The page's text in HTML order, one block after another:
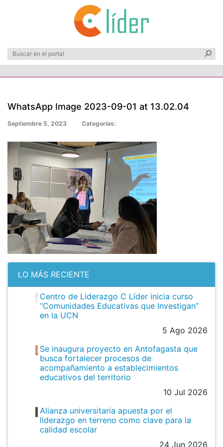
WhatsApp Image 2023-09-01 at 13.02.04
Septiembre 5, 2023 Categorías:
LO MÁS RECIENTE
Centro de Liderazgo C Líder inicia curso
“Comunidades Educativas que Investigan”
en la UCN
5 Ago 2026
Se inaugura proyecto en Antofagasta que
busca fortalecer procesos de
acompañamiento a establecimientos
educativos del territorio
10 Jul 2026
Alianza universitaria apuesta por el
liderazgo en terreno como clave para la
calidad escolar
24 Jun 2026